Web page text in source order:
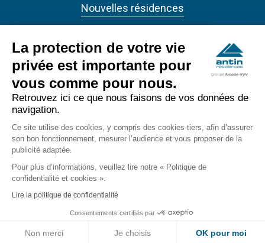
Nouvelles résidences
ANTIN RÉSIDENCES 2022 - Tous droits réservés
Accessibilité
Confidentialité
Mentions légales
La protection de votre vie
privée est importante pour
vous comme pour nous.
Retrouvez ici ce que nous faisons de vos données de
navigation.
Ce site utilise des cookies, y compris des cookies tiers, afin d’assurer
son bon fonctionnement, mesurer l’audience et vous proposer de la
publicité adaptée.
Pour plus d’informations, veuillez lire notre « Politique de
confidentialité et cookies ».
Lire la politique de confidentialité
Consentements certifiés par
Non merci Je choisis OK pour moi